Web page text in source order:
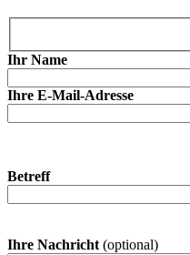
Ihr Name
Ihre E-Mail-Adresse
Betreff
Ihre Nachricht (optional)